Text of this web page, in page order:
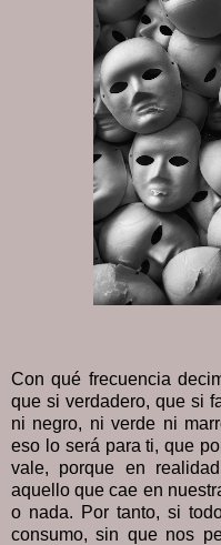
Con qué frecuencia
que si verdadero, que si
ni negro, ni verde ni
eso lo será para ti, que
vale, porque en
aquello que cae en
o nada. Por tanto, si
consumo, sin que nos